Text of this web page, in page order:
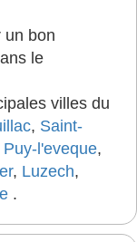
un bon
le
villes du
, Saint-
Puy-l'eveque,
, Luzech,
.